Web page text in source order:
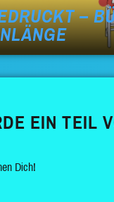
–
EIN TEIL
Dich!